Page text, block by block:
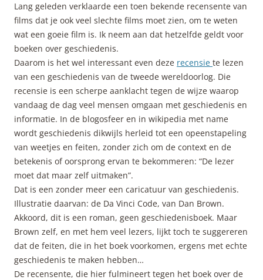
Lang geleden verklaarde een toen bekende recensente van
films dat je ook veel slechte films moet zien, om te weten
wat een goeie film is. Ik neem aan dat hetzelfde geldt voor
boeken over geschiedenis.
Daarom is het wel interessant even deze recensie te lezen
van een geschiedenis van de tweede wereldoorlog. Die
recensie is een scherpe aanklacht tegen de wijze waarop
vandaag de dag veel mensen omgaan met geschiedenis en
informatie. In de blogosfeer en in wikipedia met name
wordt geschiedenis dikwijls herleid tot een opeenstapeling
van weetjes en feiten, zonder zich om de context en de
betekenis of oorsprong ervan te bekommeren: “De lezer
moet dat maar zelf uitmaken”.
Dat is een zonder meer een caricatuur van geschiedenis.
Illustratie daarvan: de Da Vinci Code, van Dan Brown.
Akkoord, dit is een roman, geen geschiedenisboek. Maar
Brown zelf, en met hem veel lezers, lijkt toch te suggereren
dat de feiten, die in het boek voorkomen, ergens met echte
geschiedenis te maken hebben…
De recensente, die hier fulmineert tegen het boek over de